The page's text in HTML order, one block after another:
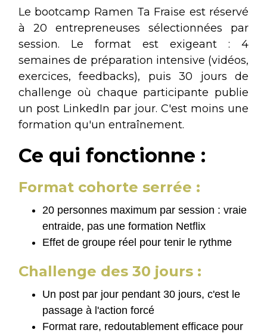
Le bootcamp Ramen Ta Fraise est réservé
à 20 entrepreneuses sélectionnées par
session. Le format est exigeant : 4
semaines de préparation intensive (vidéos,
exercices, feedbacks), puis 30 jours de
challenge où chaque participante publie
un post LinkedIn par jour. C'est moins une
formation qu'un entraînement.
Ce qui fonctionne :
Format cohorte serrée :
20 personnes maximum par session : vraie
entraide, pas une formation Netflix
Effet de groupe réel pour tenir le rythme
Challenge des 30 jours :
Un post par jour pendant 30 jours, c'est le
passage à l'action forcé
Format rare, redoutablement efficace pour